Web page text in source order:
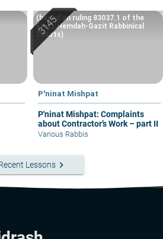
P'ninat Mishpat
P'ninat Mishpat: Complaints
about Contractor’s Work – part II
(based on ruling 83037.1 of the
Eretz Hemdah-Gazit Rabbinical
Courts)
Various Rabbis
Lessons keyboard_arrow_right